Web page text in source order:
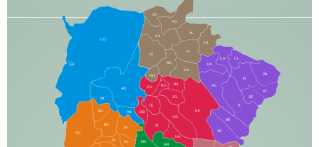
CO
AQ
MI
AN
CX
RI
AL
CR
FI
SG
BA
CA
PA
CH CL
PB
SE
TL
AG
BR
SR
RP
RO
JG
CG
SI
NA
RB
MA
BD
BO
NI
JD
PO
DB
TE
IN
RN
CN
GL
AT
PG
SO
LA